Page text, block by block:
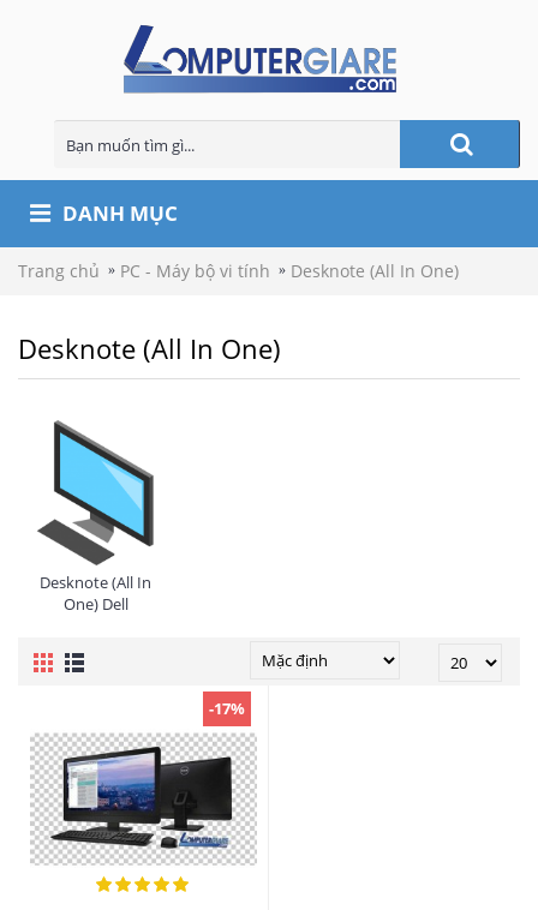
DANH MỤC
Trang chủ PC - Máy bộ vi tính Desknote (All In One)
Desknote (All In One)
Desknote (All In
One) Dell
-17%